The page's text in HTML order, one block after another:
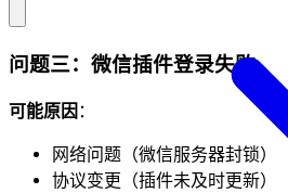
问题三：微信插件登录失败
可能原因 ：
网络问题（微信服务器封锁）
协议变更（插件未及时更新）